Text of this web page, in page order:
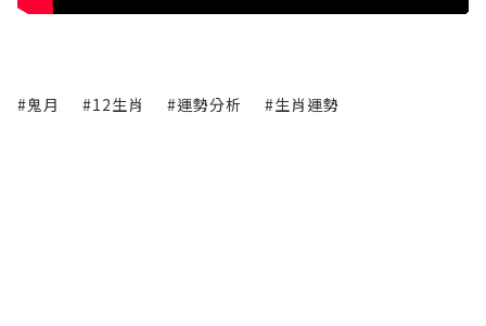
#鬼月 #12生肖 #運勢分析 #生肖運勢